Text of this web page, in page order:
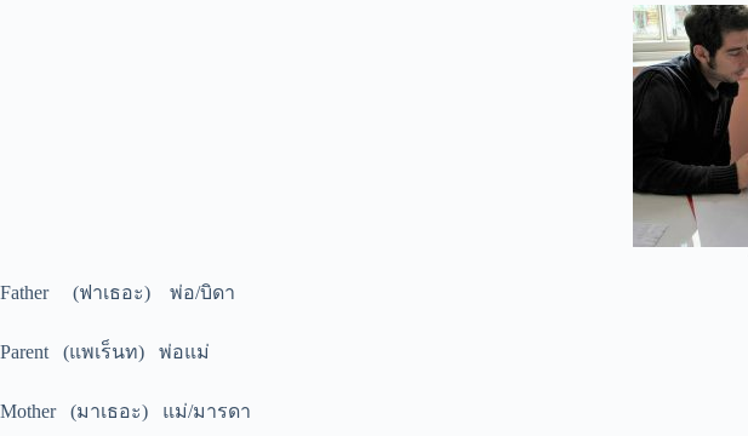
Father (ฟาเธอะ) พ่อ/บิดา
Parent (แพเร็นท) พ่อแม่
Mother (มาเธอะ) แม่/มารดา